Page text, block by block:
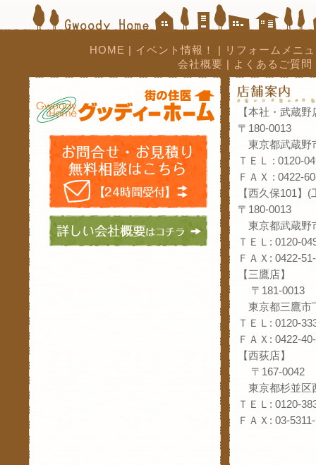
HOME イベント情報！
リフォームメニ
会社概要
よくあるご質問
【本社・武蔵野
〒180-0013
東京都武蔵野
ＴＥＬ : 0120-
ＦＡＸ : 0422-
【西久保101】
〒180-0013
東京都武蔵野
ＴＥＬ: 0120-
ＦＡＸ: 0422-
【三鷹店】
〒181-0013
東京都三鷹市
ＴＥＬ: 0120-
ＦＡＸ: 0422-
【西荻店】
〒167-0042
東京都杉並区
ＴＥＬ: 0120-
ＦＡＸ: 03-